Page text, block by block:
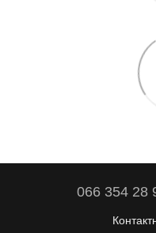
066 354 28